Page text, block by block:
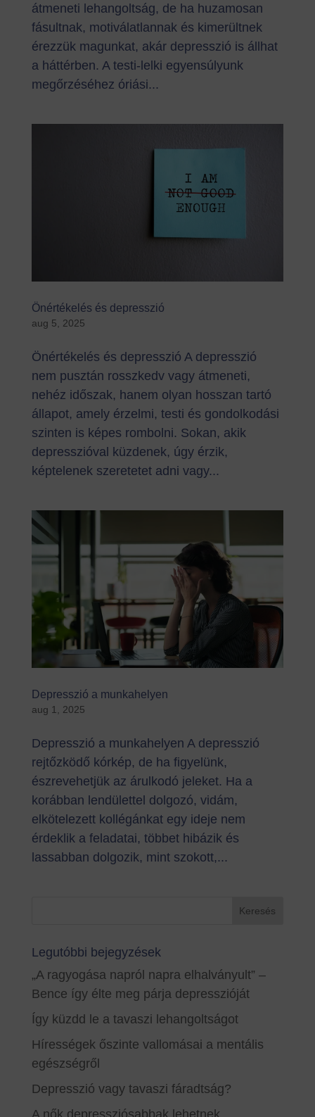
átmeneti lehangoltság, de ha huzamosan
fásultnak, motiválatlannak és kimerültnek
érezzük magunkat, akár depresszió is állhat
a háttérben. A testi-lelki egyensúlyunk
megőrzéséhez óriási...
Önértékelés és depresszió
aug 5, 2025
Önértékelés és depresszió A depresszió
nem pusztán rosszkedv vagy átmeneti,
nehéz időszak, hanem olyan hosszan tartó
állapot, amely érzelmi, testi és gondolkodási
szinten is képes rombolni. Sokan, akik
depresszióval küzdenek, úgy érzik,
képtelenek szeretetet adni vagy...
Depresszió a munkahelyen
aug 1, 2025
Depresszió a munkahelyen A depresszió
rejtőzködő kórkép, de ha figyelünk,
észrevehetjük az árulkodó jeleket. Ha a
korábban lendülettel dolgozó, vidám,
elkötelezett kollégánkat egy ideje nem
érdeklik a feladatai, többet hibázik és
lassabban dolgozik, mint szokott,...
Legutóbbi bejegyzések
„A ragyogása napról napra elhalványult” –
Bence így élte meg párja depresszióját
Így küzdd le a tavaszi lehangoltságot
Hírességek őszinte vallomásai a mentális
egészségről
Depresszió vagy tavaszi fáradtság?
A nők depressziósabbak lehetnek